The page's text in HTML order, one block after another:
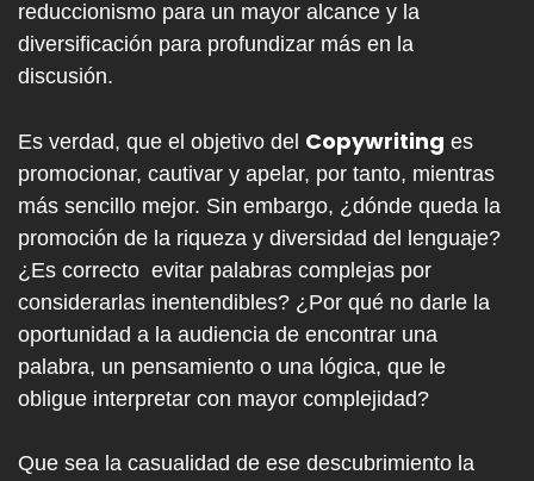
reduccionismo para un mayor alcance y la
diversificación para profundizar más en la
discusión.
Es verdad, que el objetivo del Copywriting es
promocionar, cautivar y apelar, por tanto, mientras
más sencillo mejor. Sin embargo, ¿dónde queda la
promoción de la riqueza y diversidad del lenguaje?
¿Es correcto evitar palabras complejas por
considerarlas inentendibles? ¿Por qué no darle la
oportunidad a la audiencia de encontrar una
palabra, un pensamiento o una lógica, que le
obligue interpretar con mayor complejidad?
Que sea la casualidad de ese descubrimiento la